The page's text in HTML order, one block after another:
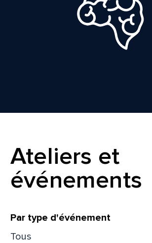
Ateliers et
événements
Filtrer
Par type d'événement
Tous